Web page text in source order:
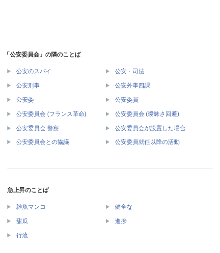
「公安委員会」の隣のことば
公安のスパイ 公安・司法
公安刑事 公安外事四課
公安委 公安委員
公安委員会 (フランス革命) 公安委員会 (曖昧さ回避)
公安委員会 警察 公安委員会が設置した場合
公安委員会との協議 公安委員就任以降の活動
急上昇のことば
雑魚マンコ 健全な
甜瓜 進捗
行流